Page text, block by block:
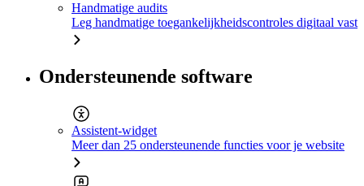
Handmatige audits
Leg handmatige toegankelijkheidscontroles digitaal vast
Ondersteunende software
Assistent-widget
Meer dan 25 ondersteunende functies voor je website